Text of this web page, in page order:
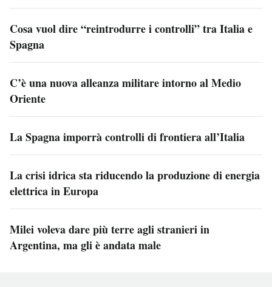
Cosa vuol dire “reintrodurre i controlli” tra Italia e
Spagna
C’è una nuova alleanza militare intorno al Medio
Oriente
La Spagna imporrà controlli di frontiera all’Italia
La crisi idrica sta riducendo la produzione di energia
elettrica in Europa
Milei voleva dare più terre agli stranieri in
Argentina, ma gli è andata male